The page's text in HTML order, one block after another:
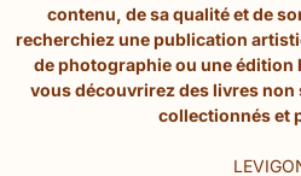
contenu, de sa qualité et de
recherchiez une publication
de photographie ou une
vous découvrirez des livres non
collectionnés et